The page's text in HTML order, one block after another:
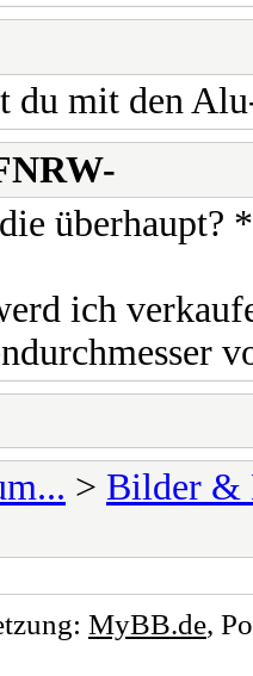
du mit den
ich
> Bilder &
MyBB.de,